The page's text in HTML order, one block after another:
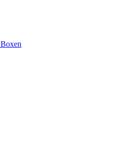
Boxen